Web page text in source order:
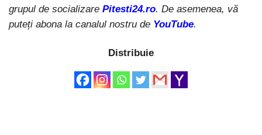
grupul de socializare Pitesti24.ro. De asemenea, vă
puteți abona la canalul nostru de YouTube.
Distribuie